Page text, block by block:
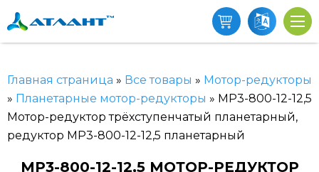
Главная страница » Все товары » Мотор-редукторы
» Планетарные мотор-редукторы » МР3-800-12-12,5
Мотор-редуктор трёхступенчатый планетарный,
редуктор МР3-800-12-12,5 планетарный
МР3-800-12-12,5 МОТОР-РЕДУКТОР